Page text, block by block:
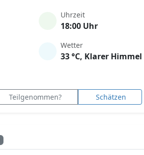
Uhrzeit
18:00 Uhr
Wetter
33 °C, Klarer Himmel
Teilgenommen? Schätzen